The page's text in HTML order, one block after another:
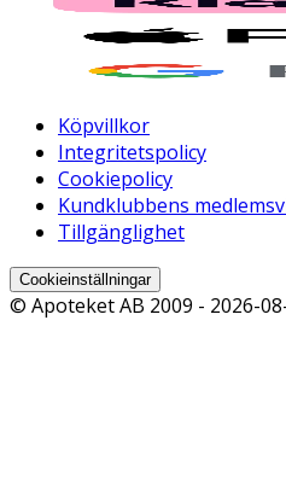
Köpvillkor
Integritetspolicy
Cookiepolicy
Kundklubbens
Tillgänglighet
Cookieinställningar
© Apoteket AB 2009 - 2026-